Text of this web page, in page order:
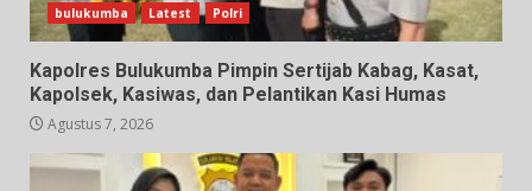
bulukumba Latest Polri
Kapolres Bulukumba Pimpin Sertijab Kabag, Kasat,
Kapolsek, Kasiwas, dan Pelantikan Kasi Humas
Agustus 7, 2026